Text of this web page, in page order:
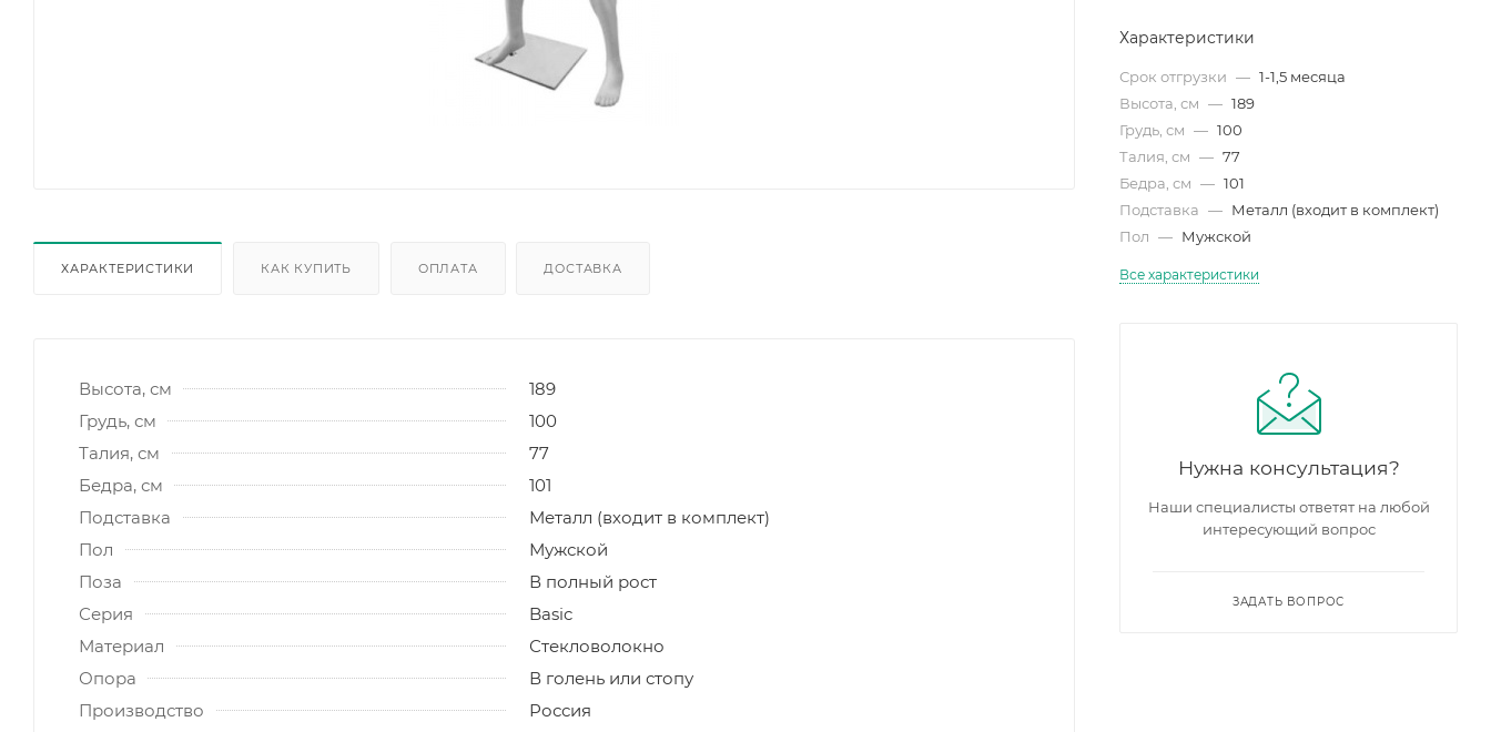
ХАРАКТЕРИСТИКИ КАК КУПИТЬ ОПЛАТА ДОСТАВКА
Высота, см
189
Грудь, см
100
Талия, см
77
Бедра, см
101
Подставка
Металл (входит в комплект)
Пол
Мужской
Поза
В полный рост
Серия
Basic
Материал
Стекловолокно
Опора
В голень или стопу
Производство
Россия
Характеристики
Срок отгрузки — 1-1,5 месяца
Высота, см — 189
Грудь, см — 100
Талия, см — 77
Бедра, см — 101
Подставка — Металл (входит в комплект)
Пол — Мужской
Все характеристики
Нужна консультация?
Наши специалисты ответят на любой
интересующий вопрос
ЗАДАТЬ ВОПРОС